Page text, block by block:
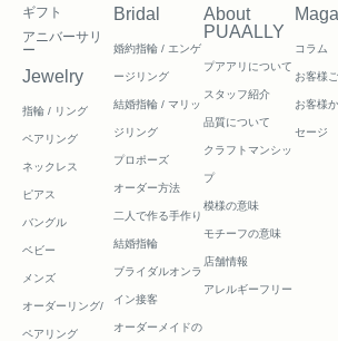
ギフト
アニバーサリ
ー
Jewelry
指輪 / リング
ペアリング
ネックレス
ピアス
バングル
ベビー
メンズ
オーダーリング/
ペアリング
Bridal
婚約指輪 / エンゲ
ージリング
結婚指輪 / マリッ
ジリング
プロポーズ
オーダー方法
二人で作る手作り
結婚指輪
ブライダルオンラ
イン接客
オーダーメイドの
About
PUAALLY
プアアリについて
スタッフ紹介
品質について
クラフトマンシッ
プ
模様の意味
モチーフの意味
店舗情報
アレルギーフリー
コラム
お客様
お客様
セージ